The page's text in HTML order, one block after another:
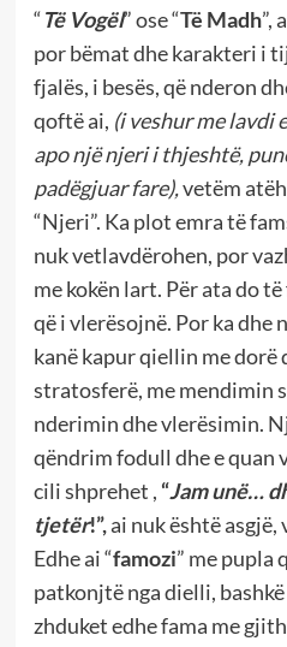
“Të Vogël” ose “Të Madh”,
por bëmat dhe karakteri i
fjalës, i besës, që nderon
qoftë ai, (i veshur me lavdi
apo një njeri i thjeshtë,
padëgjuar fare),vetëm
“Njeri”. Ka plot emra të
nuk vetlavdërohen, por
me kokën lart. Për ata do
që i vlerësojnë. Por ka dhe
kanë kapur qiellin me
stratosferë, me mendimin
nderimin dhe vlerësimin.
qëndrim fodull dhe e quan
cili shprehet , “Jam unë…
tjetër!”,ai nuk është asgjë,
Edhe ai “famozi” me pupla
patkonjtë nga dielli,
zhduket edhe fama me